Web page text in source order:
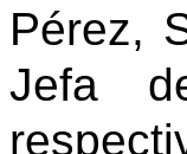
Pérez,
Jefa